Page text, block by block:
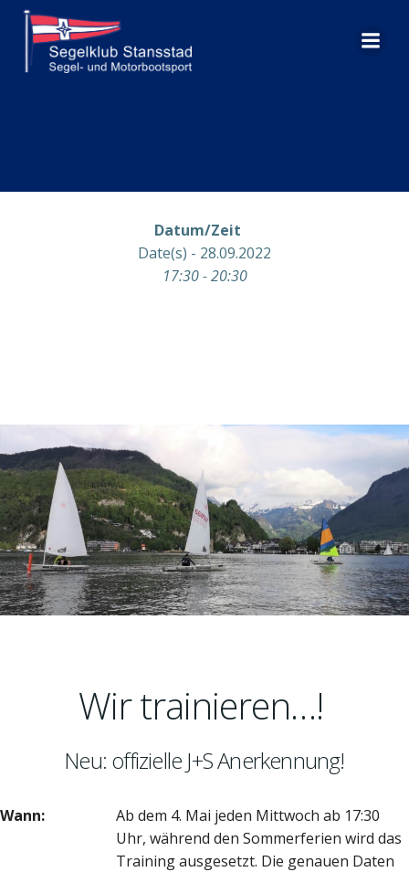
Datum/Zeit
Date(s) - 28.09.2022
17:30 - 20:30
Wir trainieren…!
Neu: offizielle J+S Anerkennung!
Wann:
Ab dem 4. Mai jeden Mittwoch ab 17:30
Uhr, während den Sommerferien wird das
Training ausgesetzt. Die genauen Daten